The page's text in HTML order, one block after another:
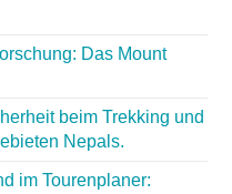
Das Mount
beim Trekking und
Nepals.
im Tourenplaner: